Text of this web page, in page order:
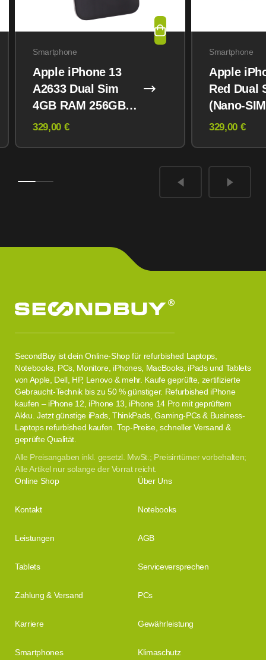
Smartphone
Apple iPhone 13
A2633 Dual Sim
4GB RAM 256GB
Midnight
329,00 €
Smartphone
Apple
Red Dual
(Nano-
eSIM)
329,00 €
SecondBuy ist dein Online-Shop für refurbished Laptops,
Notebooks, PCs, Monitore, iPhones, MacBooks, iPads und Tablets
von Apple, Dell, HP, Lenovo & mehr. Kaufe geprüfte, zertifizierte
Gebraucht-Technik bis zu 50 % günstiger. Refurbished iPhone
kaufen – iPhone 12, iPhone 13, iPhone 14 Pro mit geprüftem
Akku. Jetzt günstige iPads, ThinkPads, Gaming-PCs & Business-
Laptops refurbished kaufen. Top-Preise, schneller Versand &
geprüfte Qualität.
Alle Preisangaben inkl. gesetzl. MwSt.; Preisirrtümer vorbehalten;
Alle Artikel nur solange der Vorrat reicht.
Online Shop Über Uns
Kontakt Notebooks
Leistungen AGB
Tablets Serviceversprechen
Zahlung & Versand PCs
Karriere Gewährleistung
Smartphones Klimaschutz